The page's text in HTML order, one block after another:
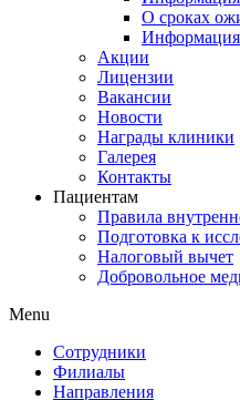
О сроках
Акции
Лицензии
Вакансии
Новости
Награды клиники
Галерея
Контакты
Пациентам
Правила
Подготовка к
Налоговый вычет
Добровольное
Menu
Сотрудники
Филиалы
Направления